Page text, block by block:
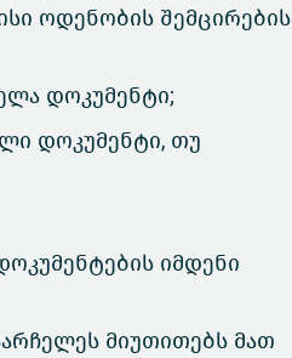
ოდენობის შემცირების
დოკუმენტი;
დოკუმენტი, თუ
იმდენი
მიუთითებს მათ